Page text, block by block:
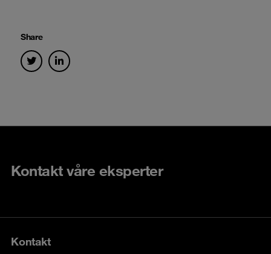
Share
Kontakt våre eksperter
Kontakt